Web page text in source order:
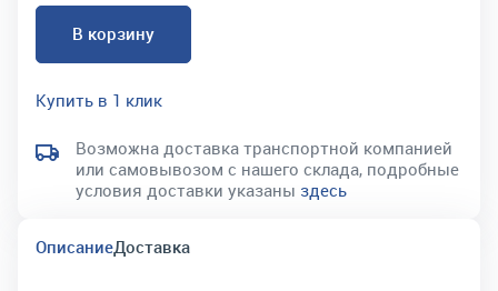
В корзину
Купить в 1 клик
Возможна доставка транспортной компанией
или самовывозом с нашего склада, подробные
условия доставки указаны здесь
ОписаниеДоставка